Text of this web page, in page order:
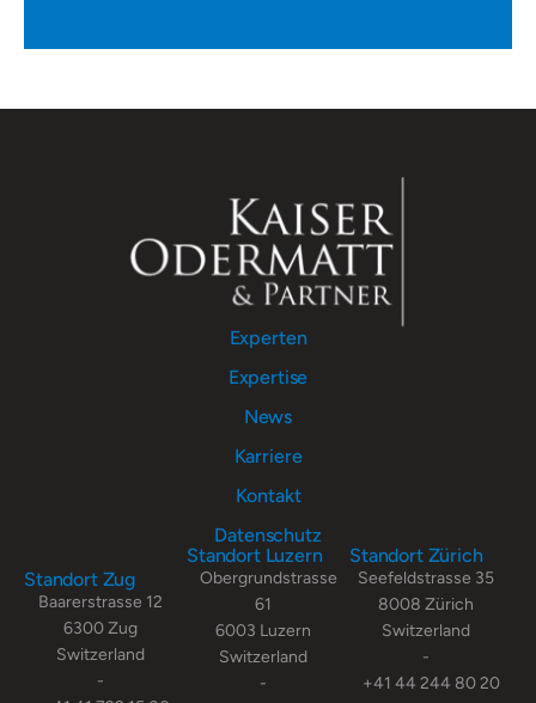
Experten
Expertise
News
Karriere
Kontakt
Datenschutz
Standort Zug
Baarerstrasse 12
6300 Zug
Switzerland
-
Standort Luzern
Obergrundstrasse
61
6003 Luzern
Switzerland
-
Standort Zürich
Seefeldstrasse 35
8008 Zürich
Switzerland
-
+41 44 244 80 20